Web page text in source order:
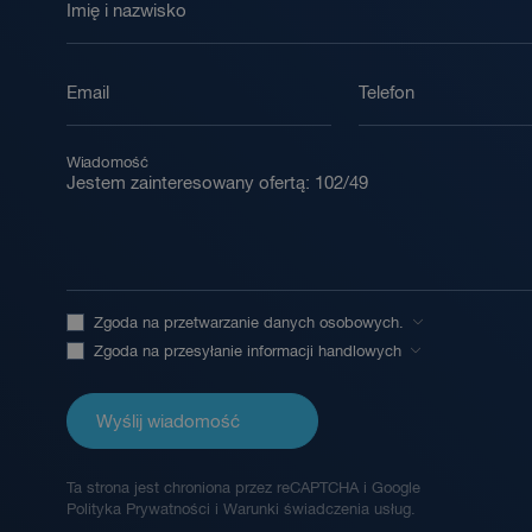
Imię i nazwisko
Email Telefon
Wiadomość
Zgoda na przetwarzanie danych osobowych.
Zgoda na przesyłanie informacji handlowych
Wyślij wiadomość
Ta strona jest chroniona przez reCAPTCHA i Google
Polityka Prywatności iWarunki świadczenia usług.